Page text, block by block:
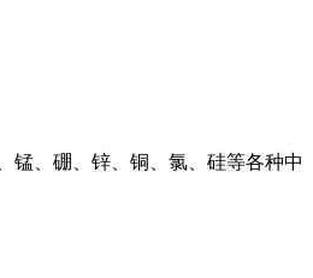
锰、硼、锌、铜、氯、硅等各种中